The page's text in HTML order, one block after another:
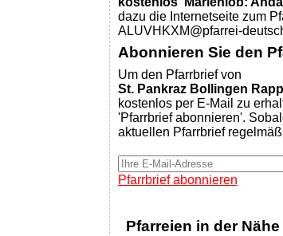
dazu die Internetseite zum
ALUVHKXM@pfarrei-
Abonnieren Sie den
Um den Pfarrbrief von
St. Pankraz Bollingen
kostenlos per E-Mail zu
'Pfarrbrief abonnieren'.
aktuellen Pfarrbrief
Pfarrbrief abonnieren
Pfarreien in der Nähe